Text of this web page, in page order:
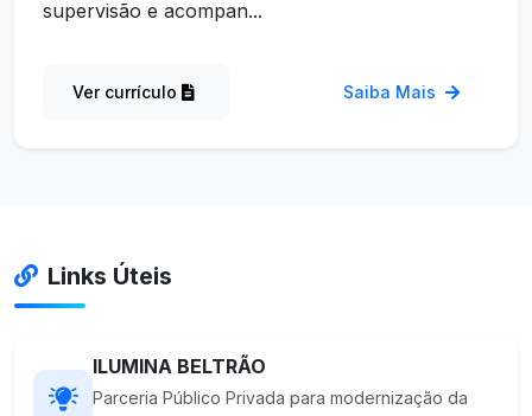
supervisão e acompan...
Ver currículo Saiba Mais
Links Úteis
ILUMINA BELTRÃO
Parceria Público Privada para modernização da